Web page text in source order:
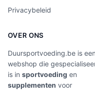
Privacybeleid
OVER ONS
Duursportvoeding.be is een
webshop die
is in sportvoeding en
supplementen voor